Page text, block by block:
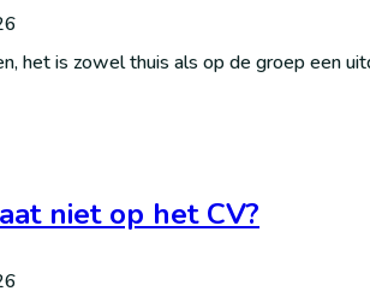
het is zowel thuis als op de groep een
niet op het CV?